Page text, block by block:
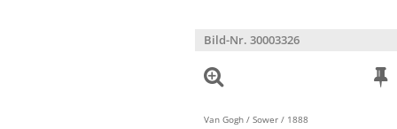
Bild-Nr. 30003326
Van Gogh / Sower / 1888